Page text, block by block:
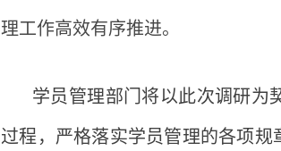
理工作高效有序推进。
学员管理部门将以此次调研为
过程，严格落实学员管理的各项